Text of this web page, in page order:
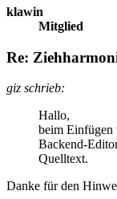
klawin
Mitglied
Re:
giz schrieb:
Hallo,
beim
Backend-
Quelltext.
Danke für den